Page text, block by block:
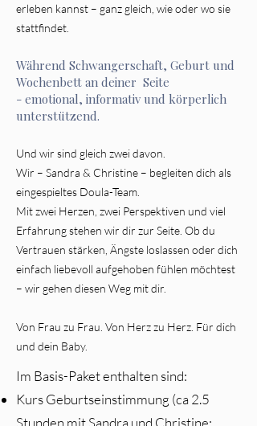
erleben kannst – ganz gleich, wie oder wo sie
stattfindet.
Während Schwangerschaft, Geburt und
Wochenbett an deiner Seite
- emotional, informativ und körperlich
unterstützend.
Und wir sind gleich zwei davon.
Wir – Sandra & Christine – begleiten dich als
eingespieltes Doula-Team.
Mit zwei Herzen, zwei Perspektiven und viel
Erfahrung stehen wir dir zur Seite. Ob du
Vertrauen stärken, Ängste loslassen oder dich
einfach liebevoll aufgehoben fühlen möchtest
– wir gehen diesen Weg mit dir.
Von Frau zu Frau. Von Herz zu Herz. Für dich
und dein Baby.
​Im Basis-Paket enthalten sind:​
Kurs Geburtseinstimmung (ca 2.5
Stunden mit Sandra und Christine;